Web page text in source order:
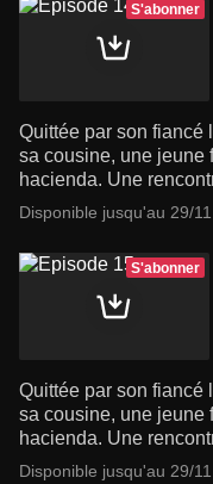
S'abonner
Quittée par son fiancé
sa cousine, une jeune
hacienda. Une
Disponible jusqu'au 29/11
S'abonner
Quittée par son fiancé
sa cousine, une jeune
hacienda. Une
Disponible jusqu'au 29/11